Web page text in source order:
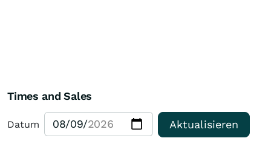
Times and Sales
Datum Aktualisieren